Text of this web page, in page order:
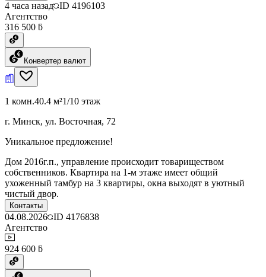
4 часа назад ID 4196103
Агентство
316 500 ƃ
Конвертер валют
1 комн.40.4 м²1/10 этаж
г. Минск, ул. Восточная, 72
Уникальное предложение!
Дом 2016г.п., управление происходит товариществом
собственников. Квартира на 1-м этаже имеет общий
ухоженный тамбур на 3 квартиры, окна выходят в уютный
чистый двор.
Контакты
04.08.2026 ID 4176838
Агентство
924 600 ƃ